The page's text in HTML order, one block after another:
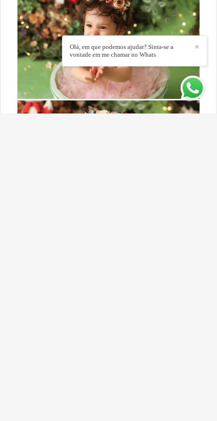
✕
Olá, em que podemos ajudar? Sinta-se a
vontade em me chamar no Whats